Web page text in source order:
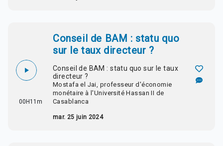
00H11m
Conseil de BAM : statu quo
sur le taux directeur ?
Conseil de BAM : statu quo sur le taux
directeur ?
Mostafa el Jai, professeur d'économie
monétaire à l'Université Hassan II de
Casablanca
mar. 25 juin 2024